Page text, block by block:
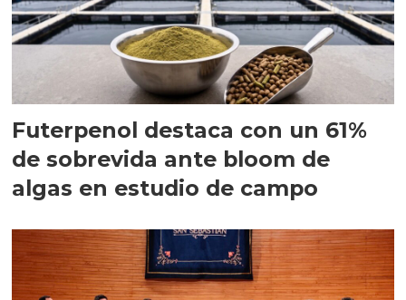
Futerpenol destaca con un 61%
de sobrevida ante bloom de
algas en estudio de campo